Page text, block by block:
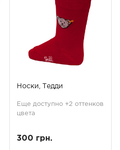
Носки, Тедди
Еще доступно +2 оттенков
цвета
300 грн.